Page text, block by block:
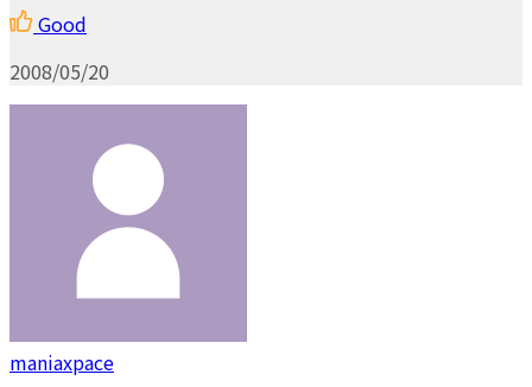
Good
2008/05/20
maniaxpace